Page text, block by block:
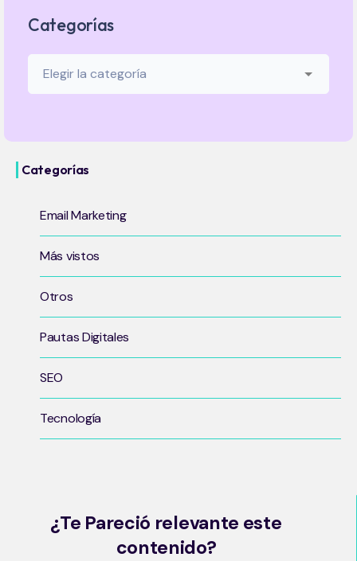
Categorías
Categorías
Email Marketing
Más vistos
Otros
Pautas Digitales
SEO
Tecnología
¿Te Pareció relevante este
contenido?